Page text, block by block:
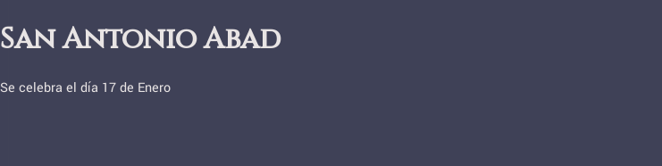
San Antonio Abad
Se celebra el día 17 de Enero